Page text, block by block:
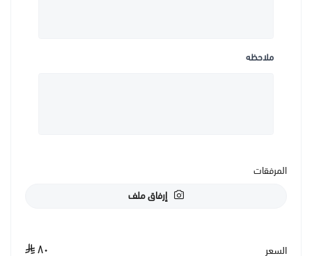
ملاحظه
المرفقات
إرفاق ملف
السعر ٨٠